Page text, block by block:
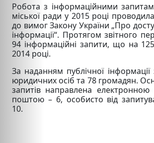
Робота з інформаційними
міської ради у 2015 році
до вимог Закону України „Про
інформації“. Протягом звітного
94 інформаційні запити, що на
2014 році.
За наданням публічної
юридичних осіб та 78 громадян.
запитів направлена
поштою – 6, особисто від
10.